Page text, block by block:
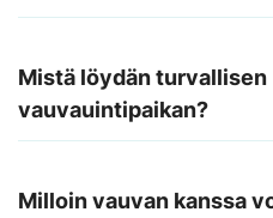
Mistä löydän turvallisen
vauvauintipaikan?
Milloin vauvan kanssa